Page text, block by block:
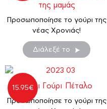
της μαμάς
Προσωποποίησε το γούρι της
νέας Χρονιάς!
Διάλεξέ το
15.95€
γούρι Γούρι Πέταλο
Προσωποποίησε το γούρι της